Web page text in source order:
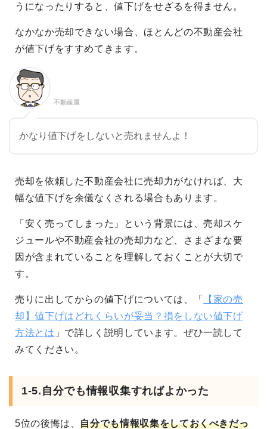
うになったりすると、値下げをせざるを得ません。
なかなか売却できない場合、ほとんどの不動産会社
が値下げをすすめてきます。
不動産屋
かなり値下げをしないと売れませんよ！
売却を依頼した不動産会社に売却力がなければ、大
幅な値下げを余儀なくされる場合もあります。
「安く売ってしまった」という背景には、売却スケ
ジュールや不動産会社の売却力など、さまざまな要
因が含まれていることを理解しておくことが大切で
す。
売りに出してからの値下げについては、「
【家の売
却】値下げはどれくらいが妥当？損をしない値下げ
方法とは 」で詳しく説明しています。ぜひ一読して
みてください。
1-5.自分でも情報収集すればよかった
5位の後悔は、自分でも情報収集をしておくべきだっ